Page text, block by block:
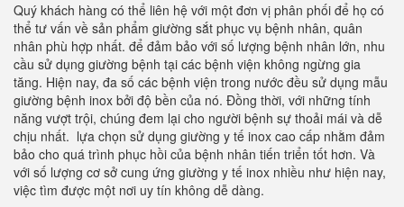
Quý khách hàng có thể liên hệ với một đơn vị phân phối để họ có
thể tư vấn về sản phẩm giường sắt phục vụ bệnh nhân, quân
nhân phù hợp nhất. để đảm bảo với số lượng bệnh nhân lớn, nhu
cầu sử dụng giường bệnh tại các bệnh viện không ngừng gia
tăng. Hiện nay, đa số các bệnh viện trong nước đều sử dụng mẫu
giường bệnh inox bởi độ bền của nó. Đồng thời, với những tính
năng vượt trội, chúng đem lại cho người bệnh sự thoải mái và dễ
chịu nhất. lựa chọn sử dụng giường y tế inox cao cấp nhằm đảm
bảo cho quá trình phục hồi của bệnh nhân tiến triển tốt hơn. Và
với số lượng cơ sở cung ứng giường y tế inox nhiều như hiện nay,
việc tìm được một nơi uy tín không dễ dàng.